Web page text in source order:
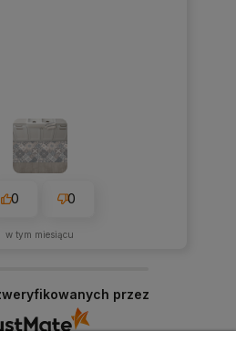
0 0
w tym miesiącu
przez